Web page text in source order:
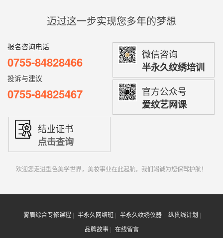
迈过这一步实现您多年的梦想
报名咨询电话
0755-84828466
投诉与建议
0755-84825467
微信咨询
半永久纹绣培训
官方公众号
爱纹艺网课
结业证书
点击查询
欢迎您走进型色美学世界，美妆事业在此起航，我们竭诚为您保驾护航！
雾眉综合专修课程 半永久网络班 半永久纹绣仪器
纵贯线计划
品牌故事
在线留言